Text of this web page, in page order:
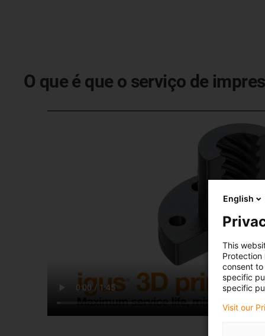
O que é que o serviço de
English
This
Protection
consent
specific
specific
Visit our